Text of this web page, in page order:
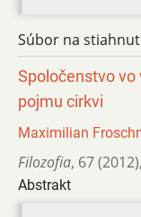
Súbor na
Spoločenstvo vo
pojmu cirkvi
Maximilian
Filozofia, 67 (2012),
Abstrakt